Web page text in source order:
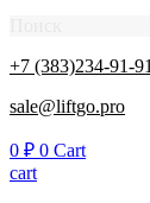
+7 (383)234-91-91
sale@liftgo.pro
0 ₽ 0 Cart
cart